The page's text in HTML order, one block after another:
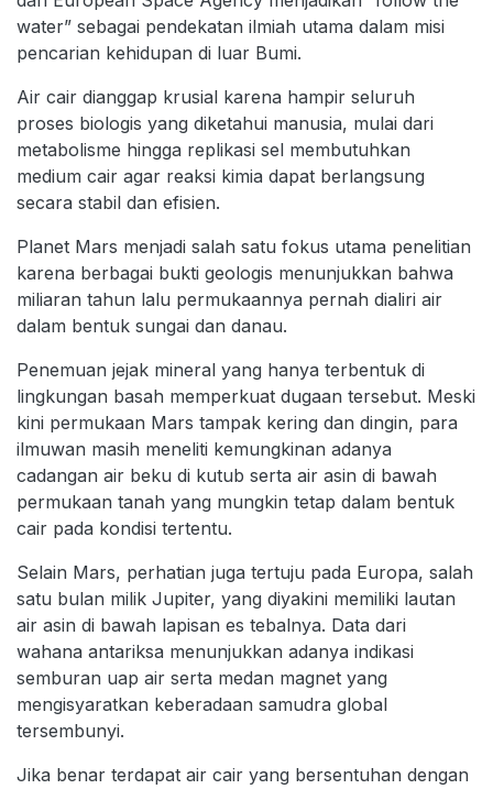
water” sebagai pendekatan ilmiah utama dalam misi
pencarian kehidupan di luar Bumi.
Air cair dianggap krusial karena hampir seluruh
proses biologis yang diketahui manusia, mulai dari
metabolisme hingga replikasi sel membutuhkan
medium cair agar reaksi kimia dapat berlangsung
secara stabil dan efisien.
Planet Mars menjadi salah satu fokus utama penelitian
karena berbagai bukti geologis menunjukkan bahwa
miliaran tahun lalu permukaannya pernah dialiri air
dalam bentuk sungai dan danau.
Penemuan jejak mineral yang hanya terbentuk di
lingkungan basah memperkuat dugaan tersebut. Meski
kini permukaan Mars tampak kering dan dingin, para
ilmuwan masih meneliti kemungkinan adanya
cadangan air beku di kutub serta air asin di bawah
permukaan tanah yang mungkin tetap dalam bentuk
cair pada kondisi tertentu.
Selain Mars, perhatian juga tertuju pada Europa, salah
satu bulan milik Jupiter, yang diyakini memiliki lautan
air asin di bawah lapisan es tebalnya. Data dari
wahana antariksa menunjukkan adanya indikasi
semburan uap air serta medan magnet yang
mengisyaratkan keberadaan samudra global
tersembunyi.
Jika benar terdapat air cair yang bersentuhan dengan